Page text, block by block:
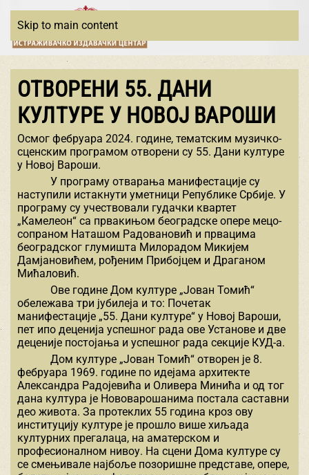
Skip to main content
ОТВОРЕНИ 55. ДАНИ
КУЛТУРЕ У НОВОЈ ВАРОШИ
Осмог фебруара 2024. године, тематским музичко-
сценским програмом отворени су 55. Дани културе
у Новој Вароши.
У програму отварања манифестације су
наступили истакнути уметници Републике Србије. У
програму су учествовали гудачки квартет
„Камелеон“ са првакињом београдске опере мецо-
сопраном Наташом Радовановић и првацима
београдског глумишта Милорадом Микијем
Дамјановићем, рођеним Прибојцем и Драганом
Мићаловић.
Ове године Дом културе „Јован Томић“
обележава три јубилеја и то: Почетак
манифестације „55. Дани културе“ у Новој Вароши,
пет ипо деценија успешног рада ове Установе и две
деценије постојања и успешног рада секције КУД-а.
Дом културе „Јован Томић“ отворен је 8.
фебруара 1969. године по идејама архитекте
Александра Радојевића и Оливера Минића и од тог
дана култура је Нововарошанима постала саставни
део живота. За протеклих 55 година кроз ову
институцију културе је прошло више хиљада
културних прегалаца, на аматерском и
професионалном нивоу. На сцени Дома културе су
се смењивале најбоље позоришне представе, опере,